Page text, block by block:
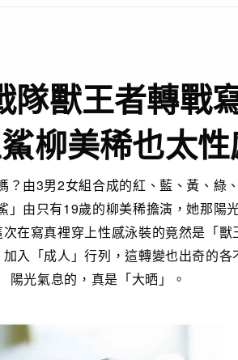
隊獸王者轉戰
柳美稀也太
？由3男2女組合成的紅、藍、黃、綠
」由只有19歲的柳美稀擔演，她那陽
在寫真裡穿上性感泳裝的竟然是「
入「成人」行列，這轉變也出奇的
陽光氣息的，真是「大晒」。